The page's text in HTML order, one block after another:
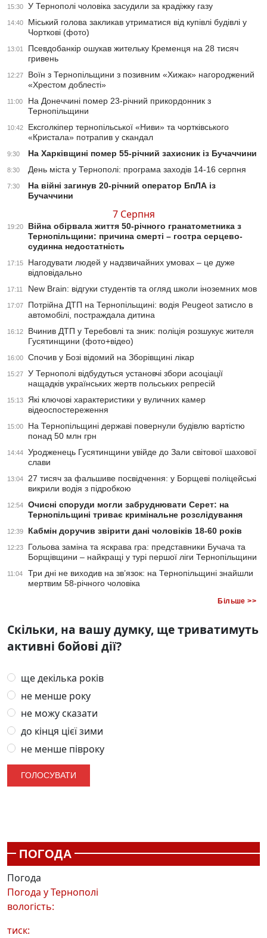
15:30 У Тернополі чоловіка засудили за крадіжку газу
14:40
Міський голова закликав утриматися від купівлі будівлі у
Чорткові (фото)
13:01
Псевдобанкір ошукав жительку Кременця на 28 тисяч
гривень
12:27
Воїн з Тернопільщини з позивним «Хижак» нагороджений
«Хрестом доблесті»
11:00
На Донеччині помер 23-річний прикордонник з
Тернопільщини
10:42
Ексголкіпер тернопільської «Ниви» та чортківського
«Кристала» потрапив у скандал
9:30 На Харківщині помер 55-річний захисник із Бучаччини
8:30 День міста у Тернополі: програма заходів 14-16 серпня
7:30
На війні загинув 20-річний оператор БпЛА із
Бучаччини
7 Серпня
19:20
Війна обірвала життя 50-річного гранатометника з
Тернопільщини: причина смерті – гостра серцево-
судинна недостатність
17:15
Нагодувати людей у надзвичайних умовах – це дуже
відповідально
17:11 New Brain: відгуки студентів та огляд школи іноземних мов
17:07
Потрійна ДТП на Тернопільщині: водія Peugeot затисло в
автомобілі, постраждала дитина
16:12
Вчинив ДТП у Теребовлі та зник: поліція розшукує жителя
Гусятинщини (фото+відео)
16:00 Спочив у Бозі відомий на Зборівщині лікар
15:27
У Тернополі відбудуться установчі збори асоціації
нащадків українських жертв польських репресій
15:13
Які ключові характеристики у вуличних камер
відеоспостереження
15:00
На Тернопільщині державі повернули будівлю вартістю
понад 50 млн грн
14:44
Уродженець Гусятинщини увійде до Зали світової шахової
слави
13:04
27 тисяч за фальшиве посвідчення: у Борщеві поліцейські
викрили водія з підробкою
12:54
Очисні споруди могли забруднювати Серет: на
Тернопільщині триває кримінальне розслідування
12:39 Кабмін доручив звірити дані чоловіків 18-60 років
12:23
Гольова заміна та яскрава гра: представники Бучача та
Борщівщини – найкращі у турі першої ліги Тернопільщини
11:04
Три дні не виходив на зв’язок: на Тернопільщині знайшли
мертвим 58-річного чоловіка
Більше >>
Скільки, на вашу думку, ще триватимуть
активні бойові дії?
ще декілька років
не менше року
не можу сказати
до кінця цієї зими
не менше півроку
ПОГОДА
Погода
Погода уТернополі
вологість:
тиск: